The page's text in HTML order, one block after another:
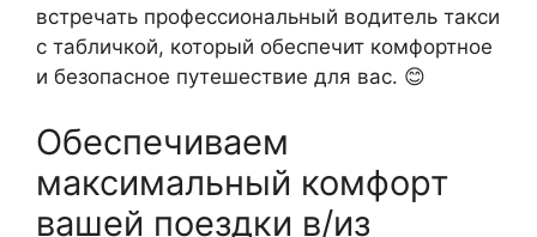
встречать профессиональный водитель такси
с табличкой, который обеспечит комфортное
и безопасное путешествие для вас. 😊
Обеспечиваем
максимальный комфорт
вашей поездки в/из